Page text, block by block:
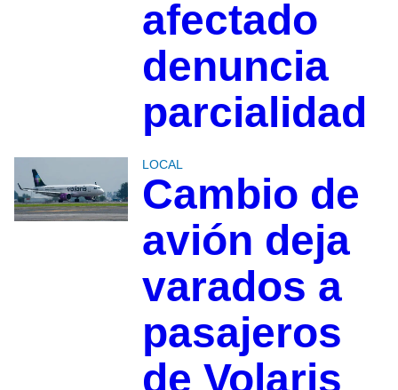
afectado
denuncia
parcialidad
LOCAL
Cambio de
avión deja
varados a
pasajeros
de Volaris